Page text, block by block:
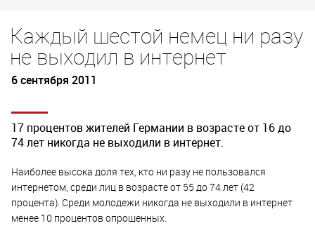
Каждый шестой немец ни разу
не выходил в интернет
6 сентября 2011
17 процентов жителей Германии в возрасте от 16 до
74 лет никогда не выходили в интернет.
Наиболее высока доля тех, кто ни разу не пользовался
интернетом, среди лиц в возрасте от 55 до 74 лет (42
процента). Среди молодежи никогда не выходили в интернет
менее 10 процентов опрошенных.